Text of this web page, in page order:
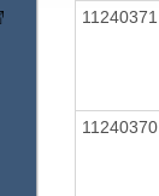
11240371
11240370